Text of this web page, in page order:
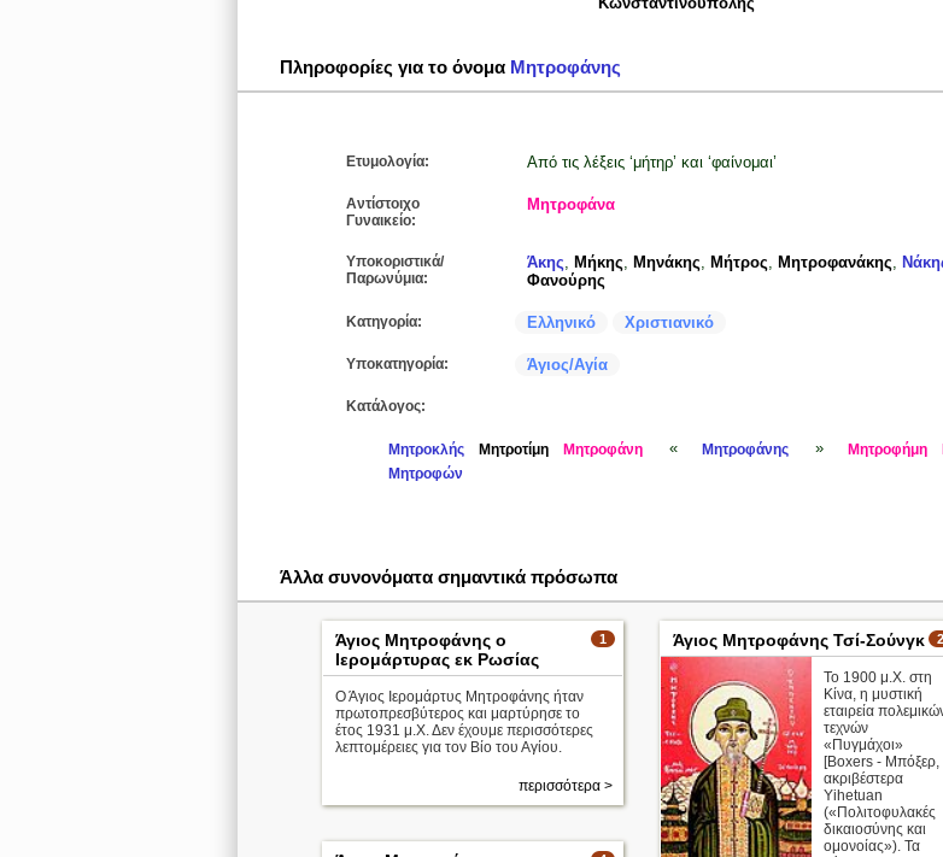
Πληροφορίες για το όνομα Μητροφάνης
Ετυμολογία: Από τις λέξεις ‘μήτηρ’ και ‘φαίνομαι’
Αντίστοιχο
Γυναικείο:
Μητροφάνα
Υποκοριστικά/
Παρωνύμια:
Άκης, Μήκης, Μηνάκης, Μήτρος, Μητροφανάκης,
Φανούρης
Κατηγορία: Ελληνικό Χριστιανικό
Υποκατηγορία: Άγιος/Αγία
Κατάλογος:
Μητροκλής Μητροτίμη Μητροφάνη « Μητροφάνης » Μητροφήμη
Μητροφών
Άλλα συνονόματα σημαντικά πρόσωπα
1
Άγιος Μητροφάνης ο
Ιερομάρτυρας εκ Ρωσίας
Ο Άγιος Ιερομάρτυς Μητροφάνης ήταν
πρωτοπρεσβύτερος και μαρτύρησε το
έτος 1931 μ.Χ. Δεν έχουμε περισσότερες
λεπτομέρειες για τον Βίο του Αγίου.
περισσότερα >
2
Άγιος Μητροφάνης Τσί-Σούνγκ
Το 1900 μ.Χ. στη
Κίνα, η μυστική
εταιρεία
τεχνών
«Πυγμάχοι»
[Boxers - Μπόξερ,
ακριβέστερα
Yihetuan
(«Πολιτοφυλακές
δικαιοσύνης και
ομονοίας»). Τα